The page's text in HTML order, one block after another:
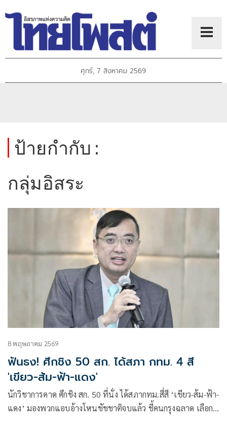
ศุกร์, 7 สิงหาคม 2569
ป้ายกำกับ :
กลุ่มอิสระ
8 พฤษภาคม 2569
ฟันธง! ศึกชิง 50 สก. ได้สภา กทม. 4 สี
'เขียว-ส้ม-ฟ้า-แดง'
นักวิชาการคาด ศึกชิง สก. 50 ที่นั่ง ได้สภากทม.สี่สี ‘เขียว-ส้ม-ฟ้า-
แดง’ มองพวกแอบอ้างโหนชัชชาติจบแล้ว ชี้คนกรุงฉลาด เลือกผู้